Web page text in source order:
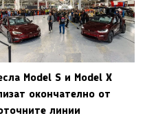
Model S и Model X
окончателно от
линии